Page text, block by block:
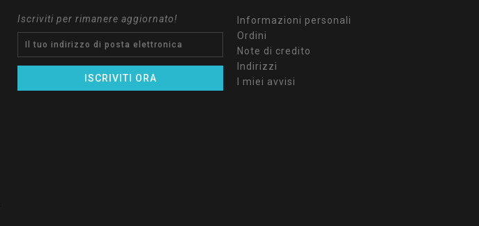
Iscriviti per rimanere aggiornato!
Informazioni personali
Ordini
Note di credito
Indirizzi
I miei avvisi